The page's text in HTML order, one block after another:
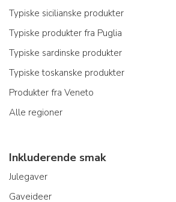
Typiske sicilianske produkter
Typiske produkter fra Puglia
Typiske sardinske produkter
Typiske toskanske produkter
Produkter fra Veneto
Alle regioner
Inkluderende smak
Julegaver
Gaveideer